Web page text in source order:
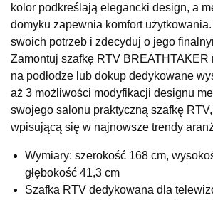
UL.RZEMIEŚLNICZA 6
66-470 KOSTRZYN NAD ODRĄ
Nr tel.507103199
Godziny otwarcia
Pn-Pt: 10:00-18:00, Sb: 10:00-14:00
SALON MEBLOWY M JAK MEBLE
Salon meblowy
kolor podkreślają elegancki design, a
domyku zapewnia komfort
swoich potrzeb i zdecyduj o jego
Zamontuj szafkę RTV BREATHTAKER
na podłodze lub dokup dedykowane
aż 3 możliwości modyfikacji designu
swojego salonu praktyczną szafkę
wpisującą się w najnowsze trendy
Wymiary: szerokość 168 cm,
głębokość 41,3 cm
Szafka RTV dedykowana dla